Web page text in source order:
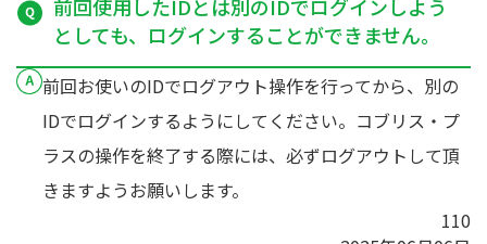
前回使用したIDとは別のIDでログインしよう
としても、ログインすることができません。
前回お使いのIDでログアウト操作を行ってから、別の
IDでログインするようにしてください。コブリス・プ
ラスの操作を終了する際には、必ずログアウトして頂
きますようお願いします。
110